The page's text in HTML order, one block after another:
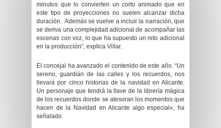
minutos que lo convierten un corto animado que en
este tipo de proyecciones no suelen alcanzar dicha
duración. Además se vuelve a incluir la narración, que
se deriva una complejidad adicional de acompañar las
escenas con voz, lo que ha supuesto un reto adicional
en la producción”, explica Villar.
El concejal ha avanzado el contenido de este año. “Un
sereno, guardián de las calles y los recuerdos, nos
llevará por cinco historias de la navidad en Alicante.
Un personaje que tendrá la llave de la librería mágica
de los recuerdos donde se atesoran los momentos que
hacen de la Navidad en Alicante algo especial», ha
señalado.